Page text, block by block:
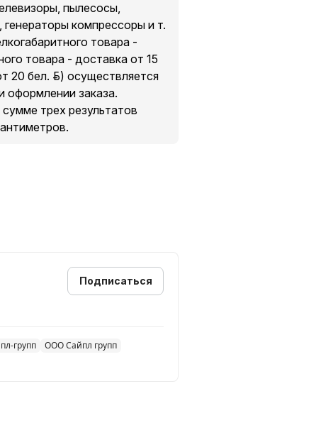
пылесосы,
компрессоры и т.
товара -
товара - доставка от 15
20 бел. руб.) осуществляется
оформлении заказа.
трех результатов
Подписаться
групп
ООО Сайпл групп